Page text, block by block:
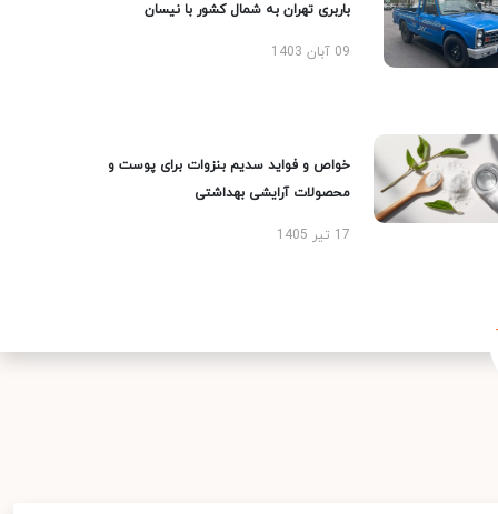
باربری تهران به شمال کشور با نیسان
09 آبان 1403
خواص و فواید سدیم بنزوات برای پوست و
محصولات آرایشی بهداشتی
17 تیر 1405